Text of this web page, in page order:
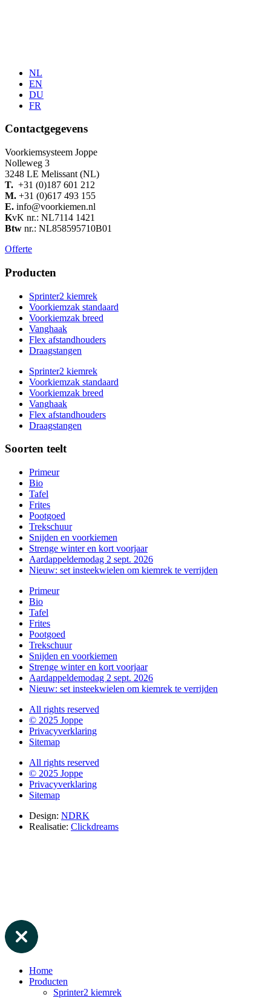
NL
EN
DU
FR
Contactgegevens
Voorkiemsysteem Joppe
Nolleweg 3
3248 LE Melissant (NL)
T. +31 (0)187 601 212
M. +31 (0)617 493 155
E. info@voorkiemen.nl
KvK nr.: NL7114 1421
Btw nr.: NL858595710B01
Offerte
Producten
Sprinter2 kiemrek
Voorkiemzak standaard
Voorkiemzak breed
Vanghaak
Flex afstandhouders
Draagstangen
Sprinter2 kiemrek
Voorkiemzak standaard
Voorkiemzak breed
Vanghaak
Flex afstandhouders
Draagstangen
Soorten teelt
Primeur
Bio
Tafel
Frites
Pootgoed
Trekschuur
Snijden en voorkiemen
Strenge winter en kort voorjaar
Aardappeldemodag 2 sept. 2026
Nieuw: set insteekwielen om kiemrek te verrijden
Primeur
Bio
Tafel
Frites
Pootgoed
Trekschuur
Snijden en voorkiemen
Strenge winter en kort voorjaar
Aardappeldemodag 2 sept. 2026
Nieuw: set insteekwielen om kiemrek te verrijden
All rights reserved
© 2025 Joppe
Privacyverklaring
Sitemap
All rights reserved
© 2025 Joppe
Privacyverklaring
Sitemap
Design: NDRK
Realisatie: Clickdreams
Home
Producten
Sprinter2 kiemrek